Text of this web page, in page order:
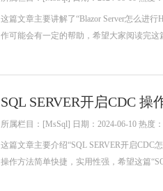
这篇文章主要讲解了“Blazor Server怎么进
作可能会有一定的帮助，希望大家阅读完这
SQL SERVER开启CDC 操
所属栏目：[MsSql] 日期：2024-06-10 热度
这篇文章主要介绍“SQL SERVER开启
操作方法简单快捷，实用性强，希望这篇